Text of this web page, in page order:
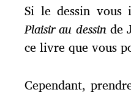
Si le dessin vous
Plaisir au dessinde
ce livre que vous
Cependant,